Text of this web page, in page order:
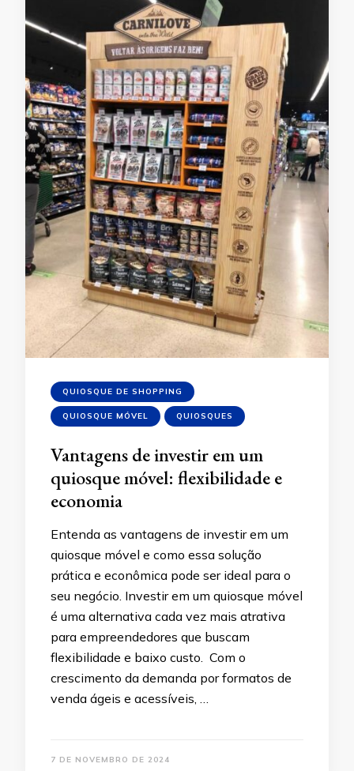
QUIOSQUE DE SHOPPING
QUIOSQUE MÓVEL QUIOSQUES
Vantagens de investir em um
quiosque móvel: flexibilidade e
economia
Entenda as vantagens de investir em um
quiosque móvel e como essa solução
prática e econômica pode ser ideal para o
seu negócio. Investir em um quiosque móvel
é uma alternativa cada vez mais atrativa
para empreendedores que buscam
flexibilidade e baixo custo. Com o
crescimento da demanda por formatos de
venda ágeis e acessíveis, …
7 DE NOVEMBRO DE 2024